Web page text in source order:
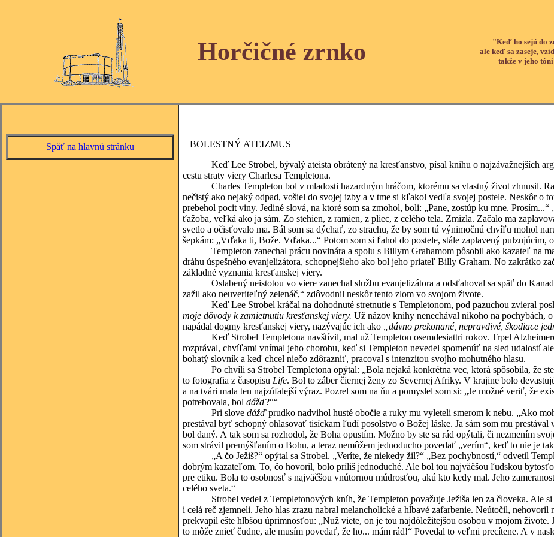
Horčičné zrnko
"Keď ho sejú do
ale keď sa zaseje,
takže v jeho
Späť na hlavnú stránku
BOLESTNÝ ATEIZMUS
Keď Lee Strobel, bývalý ateista obrátený na kresťanstvo, písal knihu o najzávažnejších
cestu straty viery Charlesa Templetona.
Charles Templeton bol v mladosti hazardným hráčom, ktorému sa vlastný život zhnusil.
nečistý ako nejaký odpad, vošiel do svojej izby a v tme si kľakol vedľa svojej postele. Neskôr o
prebehol pocit viny. Jediné slová, na ktoré som sa zmohol, boli: „Pane, zostúp ku mne.
ťažoba, veľká ako ja sám. Zo stehien, z ramien, z pliec, z celého tela. Zmizla. Začalo ma
svetlo a očisťovalo ma. Bál som sa dýchať, zo strachu, že by som tú výnimočnú chvíľu mohol
šepkám: „Vďaka ti, Bože. Vďaka...“ Potom som si ľahol do postele, stále zaplavený pulzujúcim,
Templeton zanechal prácu novinára a spolu s Billym Grahamom pôsobil ako kazateľ na
dráhu úspešného evanjelizátora, schopnejšieho ako bol jeho priateľ Billy Graham. No zakrátko
základné vyznania kresťanskej viery.
Oslabený neistotou vo viere zanechal službu evanjelizátora a odsťahoval sa späť do
zažil ako neuveriteľný zelenáč,“ zdôvodnil neskôr tento zlom vo svojom živote.
Keď Lee Strobel kráčal na dohodnuté stretnutie s Templetonom, pod pazuchou zvieral
moje dôvody k zamietnutiu kresťanskej viery. Už názov knihy nenechával nikoho na pochybách,
napádal dogmy kresťanskej viery, nazývajúc ich ako
„dávno prekonané, nepravdivé, škodiace
Keď Strobel Templetona navštívil, mal už Templeton osemdesiattri rokov. Trpel
rozprával, chvíľami vnímal jeho chorobu, keď si Templeton nevedel spomenúť na sled udalostí
bohatý slovník a keď chcel niečo zdôrazniť, pracoval s intenzitou svojho mohutného hlasu.
Po chvíli sa Strobel Templetona opýtal: „Bola nejaká konkrétna vec, ktorá spôsobila, že ste
to fotografia z časopisu Life. Bol to záber čiernej ženy zo Severnej Afriky. V krajine bolo
a na tvári mala ten najzúfalejší výraz. Pozrel som na ňu a pomyslel som si: „Je možné veriť, že
potrebovala, bol dážď?““
Pri slove dážďprudko nadvihol husté obočie a ruky mu vyleteli smerom k nebu. „Ako
prestával byť schopný ohlasovať tisíckam ľudí posolstvo o Božej láske. Ja sám som mu
bol daný. A tak som sa rozhodol, že Boha opustím. Možno by ste sa rád opýtali, či nezmením
som strávil premýšľaním o Bohu, a teraz nemôžem jednoducho povedať „verím“, keď to nie je
„A čo Ježiš?“ opýtal sa Strobel. „Veríte, že niekedy žil?“ „Bez pochybností,“ odvetil
dobrým kazateľom. To, čo hovoril, bolo príliš jednoduché. Ale bol tou najväčšou ľudskou
pre etiku. Bola to osobnosť s najväčšou vnútornou múdrosťou, akú kto kedy mal. Jeho
celého sveta.“
Strobel vedel z Templetonových kníh, že Templeton považuje Ježiša len za človeka. Ale si
i celá reč zjemneli. Jeho hlas zrazu nabral melancholické a hĺbavé zafarbenie. Neútočil,
prekvapil ešte hlbšou úprimnosťou: „Nuž viete, on je tou najdôležitejšou osobou v mojom živote.
to môže znieť čudne, ale musím povedať, že ho... mám rád!“ Povedal to veľmi precítene. A v